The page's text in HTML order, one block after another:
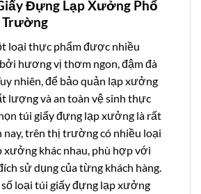
Đựng Lạp Xưởng Phổ
Trường
loại thực phẩm được nhiều
hương vị thơm ngon, đậm đà
nhiên, để bảo quản lạp xưởng
lượng và an toàn vệ sinh thực
túi giấy đựng lạp xưởng là rất
nay, trên thị trường có nhiều loại
xưởng khác nhau, phù hợp với
sử dụng của từng khách hàng.
loại túi giấy đựng lạp xưởng